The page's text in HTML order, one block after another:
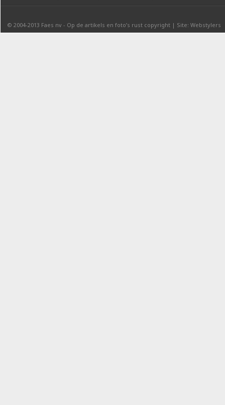
© 2004-2013 Faes nv - Op de artikels en foto’s rust copyright | Site: Webstylers